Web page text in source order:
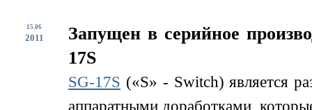
15.06
2011
Запущен в серийное
17S
SG-17S («S» - Switch) является
аппаратными доработками,